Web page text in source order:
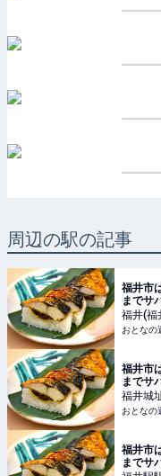
周辺の駅の記事
福井市
までサ
福井(福
おとなの
福井市
までサ
福井城
おとなの
福井市
までサ